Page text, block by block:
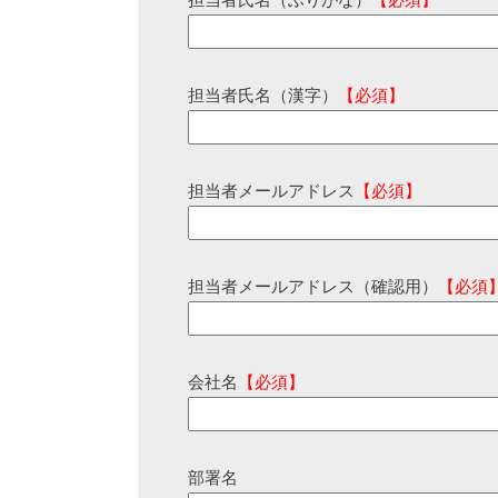
担当者氏名（漢字） 【必須】
担当者メールアドレス 【必須】
担当者メールアドレス（確認用） 【必須
会社名 【必須】
部署名